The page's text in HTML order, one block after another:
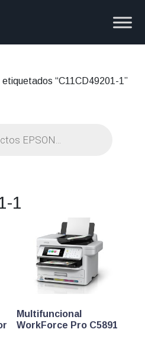
“C11CD49201-1”
1
Multifuncional
WorkForce Pro C5891